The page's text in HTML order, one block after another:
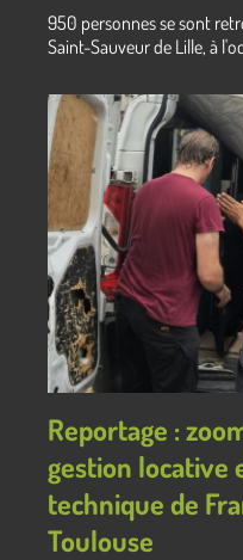
950 personnes se sont
Saint-Sauveur de Lille, à
Reportage :
gestion locative
technique de
Toulouse